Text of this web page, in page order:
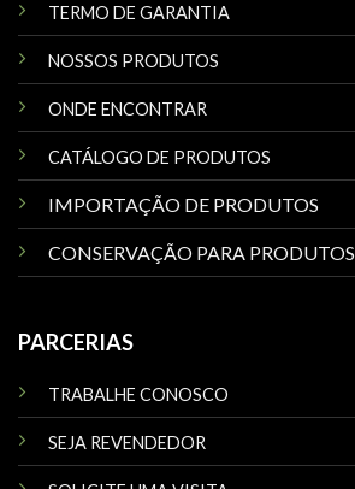
TERMO DE GARANTIA
NOSSOS PRODUTOS
ONDE ENCONTRAR
CATÁLOGO DE PRODUTOS
IMPORTAÇÃO DE PRODUTOS
CONSERVAÇÃO PARA PRODUTOS
PARCERIAS
TRABALHE CONOSCO
SEJA REVENDEDOR